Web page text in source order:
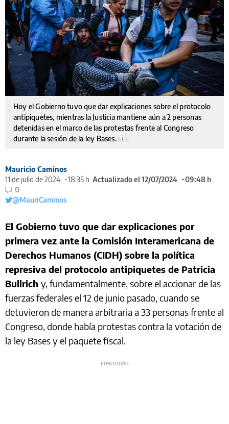
Hoy el Gobierno tuvo que dar explicaciones sobre el protocolo
antipiquetes, mientras la Justicia mantiene aún a 2 personas
detenidas en el marco de las protestas frente al Congreso
durante la sesión de la ley Bases. EFE
Mauricio Caminos
11 de julio de 2024
18:35 h Actualizado el 12/07/2024
09:48 h
0
@MauriCaminos
El Gobierno tuvo que dar explicaciones por
primera vez ante la Comisión Interamericana de
Derechos Humanos (CIDH) sobre la política
represiva del protocolo antipiquetes de Patricia
Bullrich y, fundamentalmente, sobre el accionar de las
fuerzas federales el 12 de junio pasado, cuando se
detuvieron de manera arbitraria a 33 personas frente al
Congreso, donde había protestas contra la votación de
la ley Bases y el paquete fiscal.